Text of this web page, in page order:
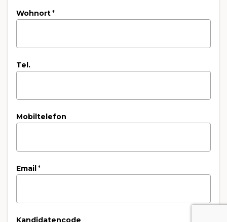
Wohnort*
Tel.
Mobiltelefon
Email*
Kandidatencode